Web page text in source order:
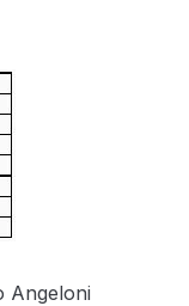
Angeloni